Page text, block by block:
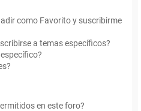
como Favorito y suscribirme
a temas específicos?
en este foro?